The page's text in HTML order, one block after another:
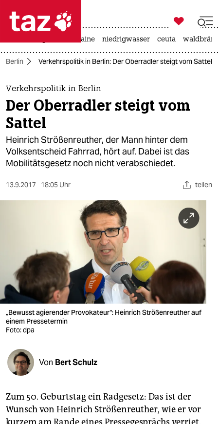
 taz zahl ich
taz zahl ich
themen
politik
öko
gesellschaft
sport
wahrheit
verlag
verlag
veranstaltungen
fragen & hilfe
abo
genossenschaft

taz zahl ich
krieg in der ukraine niedrigwasser ceuta
Berlin Verkehrspolitik in Berlin: Der Oberradler steigt vom Sattel
Verkehrspolitik in Berlin
Der Oberradler steigt vom
Sattel
Heinrich Strößenreuther, der Mann hinter dem
Volksentscheid Fahrrad, hört auf. Dabei ist das
Mobilitätsgesetz noch nicht verabschiedet.
13.9.2017 18:05 Uhr teilen
„Bewusst agierender Provokateur“: Heinrich Strößenreuther auf
einem Pressetermin
Foto: dpa
Von Bert Schulz
Zum 50. Geburtstag ein Radgesetz: Das ist der
Wunsch von Heinrich Strößenreuther, wie er vor